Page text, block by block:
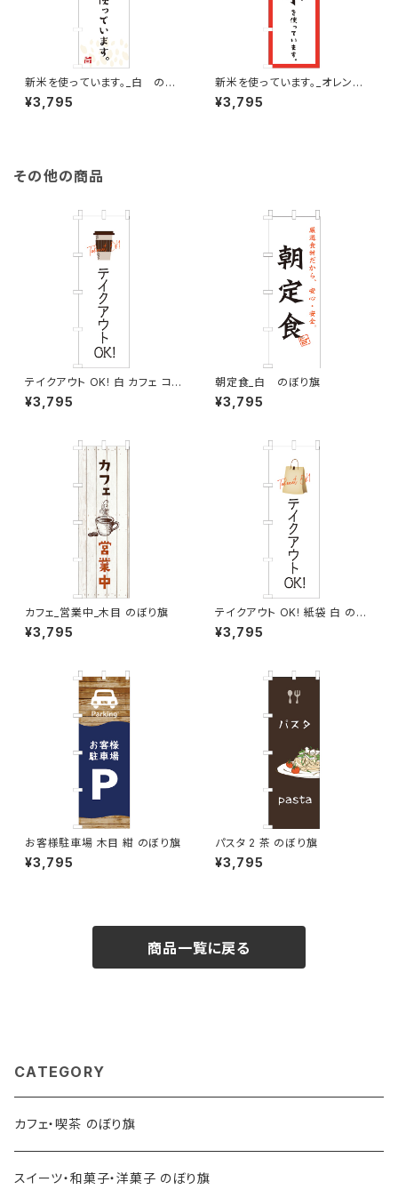
新米を使っています。_白 のぼ
り旗
¥3,795
新米を使っています。_オレン
ジ のぼり旗
¥3,795
その他の商品
テイクアウト OK! 白 カフェ コ
ーヒー 2 のぼり旗
¥3,795
朝定食_白 のぼり旗
¥3,795
カフェ_営業中_木目 のぼり旗
¥3,795
テイクアウト OK! 紙袋 白 のぼ
り旗
¥3,795
お客様駐車場 木目 紺 のぼり旗
¥3,795
パスタ 2 茶 のぼり旗
¥3,795
商品一覧に戻る
CATEGORY
カフェ・喫茶 のぼり旗
スイーツ・和菓子・洋菓子 のぼり旗